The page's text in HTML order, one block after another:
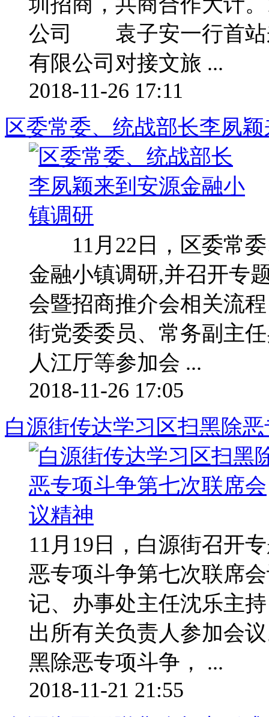
公司 袁子安一行首站
有限公司对接文旅 ...
2018-11-26 17:11
区委常委、统战部长李夙
11月22日，区委常委
金融小镇调研,并召开专
会暨招商推介会相关流
街党委委员、常务副主
人江厅等参加会 ...
2018-11-26 17:05
白源街传达学习区扫黑除
11月19日，白源街召开
恶专项斗争第七次联席
记、办事处主任沈乐主
出所有关负责人参加会
黑除恶专项斗争， ...
2018-11-21 21:55